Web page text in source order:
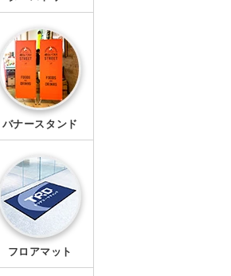
ル
バナースタンド
フロアマット